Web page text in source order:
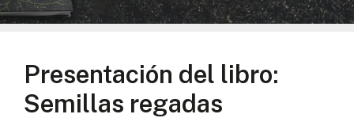
Presentación del libro:
Semillas regadas